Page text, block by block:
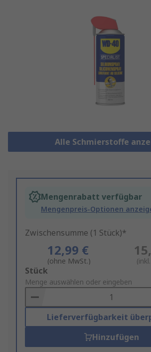
Alle Schmierstoffe
Mengenrabatt verfügbar
Mengenpreis-Optionen
Zwischensumme (1 Stück)*
12,99 €
(ohne MwSt.)
Add
to
Basket
Stück
Menge auswählen oder eingeben
Lieferverfügbarkeit
Hinzufügen